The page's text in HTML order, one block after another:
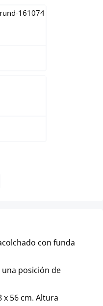
en este momento.)
no está disponible en este
con funda
posición de
x 56 cm. Altura